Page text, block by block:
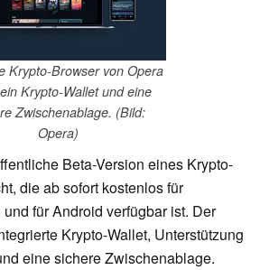
Krypto-Browser von Opera
Krypto-Wallet und eine
Zwischenablage. (Bild:
Opera)
Beta-Version eines Krypto-
die ab sofort kostenlos für
für Android verfügbar ist. Der
Krypto-Wallet, Unterstützung
eine sichere Zwischenablage.